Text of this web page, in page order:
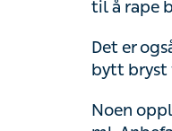
Anbefalt
En del